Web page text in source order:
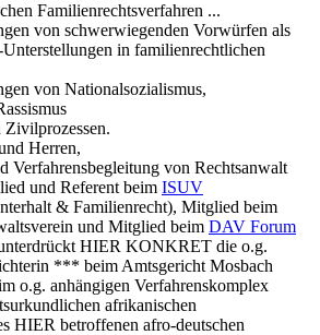
Familienrechtsverfahren ...
von schwerwiegenden Vorwürfen als
in familienrechtlichen
von Nationalsozialismus,
Herren,
Verfahrensbegleitung von Rechtsanwalt
und Referent beim ISUV
& Familienrecht), Mitglied beim
und Mitglied beim DAV Forum
HIER KONKRET die o.g.
*** beim Amtsgericht Mosbach
o.g. anhängigen Verfahrenskomplex
afrikanischen
HIER betroffenen afro-deutschen